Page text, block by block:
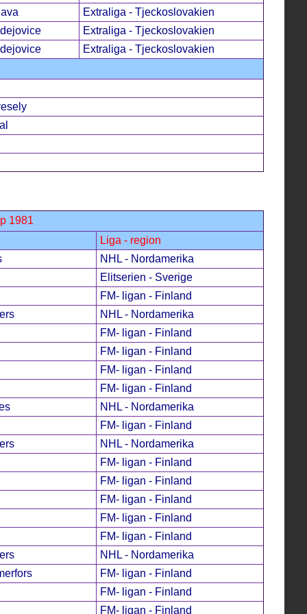
Extraliga - Tjeckoslovakien
Extraliga - Tjeckoslovakien
Extraliga - Tjeckoslovakien
1981
Liga - region
NHL - Nordamerika
Elitserien - Sverige
FM- ligan - Finland
NHL - Nordamerika
FM- ligan - Finland
FM- ligan - Finland
FM- ligan - Finland
FM- ligan - Finland
NHL - Nordamerika
FM- ligan - Finland
NHL - Nordamerika
FM- ligan - Finland
FM- ligan - Finland
FM- ligan - Finland
FM- ligan - Finland
FM- ligan - Finland
NHL - Nordamerika
FM- ligan - Finland
FM- ligan - Finland
FM- ligan - Finland